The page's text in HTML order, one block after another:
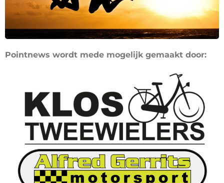
Pointnews wordt mede mogelijk gemaakt door: